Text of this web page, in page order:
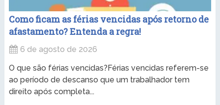
Como ficam as férias vencidas após retorno de
afastamento? Entenda a regra!
6 de agosto de 2026
O que são férias vencidas?Férias vencidas referem-se
ao período de descanso que um trabalhador tem
direito após completa...